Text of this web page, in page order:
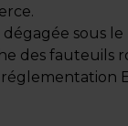
sous
des fauteuils